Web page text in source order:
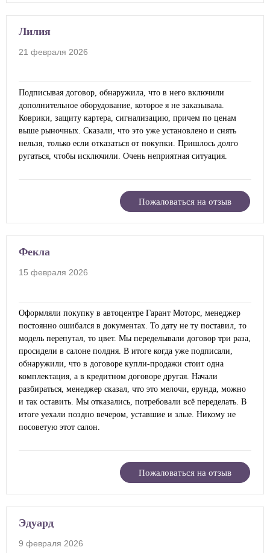
Лилия
21 февраля 2026
Подписывая договор, обнаружила, что в него включили
дополнительное оборудование, которое я не заказывала.
Коврики, защиту картера, сигнализацию, причем по ценам
выше рыночных. Сказали, что это уже установлено и снять
нельзя, только если отказаться от покупки. Пришлось долго
ругаться, чтобы исключили. Очень неприятная ситуация.
Пожаловаться на отзыв
Фекла
15 февраля 2026
Оформляли покупку в автоцентре Гарант Моторс, менеджер
постоянно ошибался в документах. То дату не ту поставил, то
модель перепутал, то цвет. Мы переделывали договор три раза,
просидели в салоне полдня. В итоге когда уже подписали,
обнаружили, что в договоре купли-продажи стоит одна
комплектация, а в кредитном договоре другая. Начали
разбираться, менеджер сказал, что это мелочи, ерунда, можно
и так оставить. Мы отказались, потребовали всё переделать. В
итоге уехали поздно вечером, уставшие и злые. Никому не
посоветую этот салон.
Пожаловаться на отзыв
Эдуард
9 февраля 2026